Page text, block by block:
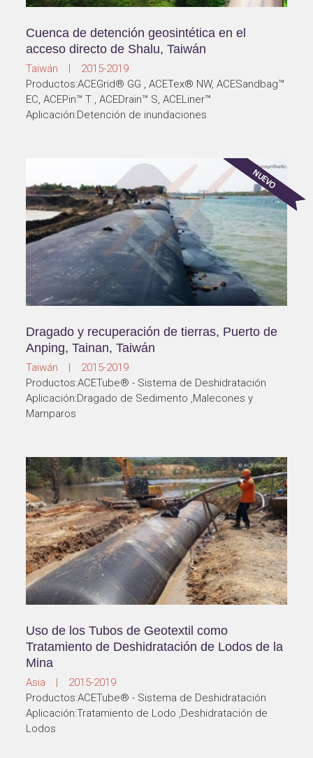
Cuenca de detención geosintética en el
acceso directo de Shalu, Taiwán
Taiwán | 2015-2019
Productos:ACEGrid® GG , ACETex® NW, ACESandbag™
EC, ACEPin™ T , ACEDrain™ S, ACELiner™
Aplicación:Detención de inundaciones
Dragado y recuperación de tierras, Puerto de
Anping, Tainan, Taiwán
Taiwán | 2015-2019
Productos:ACETube® - Sistema de Deshidratación
Aplicación:Dragado de Sedimento ,Malecones y
Mamparos
Uso de los Tubos de Geotextil como
Tratamiento de Deshidratación de Lodos de la
Mina
Asia | 2015-2019
Productos:ACETube® - Sistema de Deshidratación
Aplicación:Tratamiento de Lodo ,Deshidratación de
Lodos